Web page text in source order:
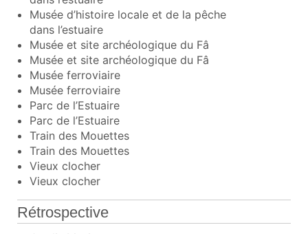
Musée d’histoire locale et de la pêche
dans l’estuaire
Musée et site archéologique du Fâ
Musée et site archéologique du Fâ
Musée ferroviaire
Musée ferroviaire
Parc de l’Estuaire
Parc de l’Estuaire
Train des Mouettes
Train des Mouettes
Vieux clocher
Vieux clocher
Rétrospective